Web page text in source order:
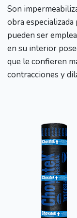
Son
obra
pueden ser
en su interior
que le confieren
contracciones y